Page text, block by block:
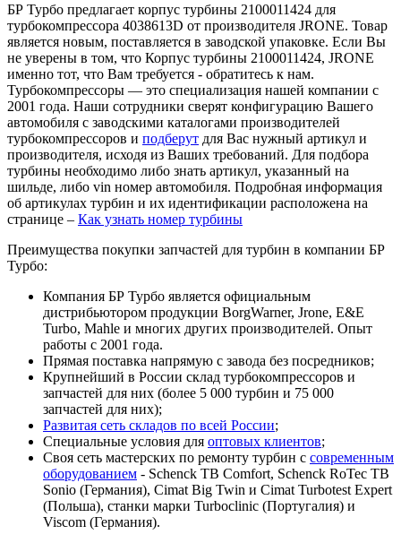
БР Турбо предлагает корпус турбины 2100011424 для
турбокомпрессора 4038613D от производителя JRONE. Товар
является новым, поставляется в заводской упаковке. Если Вы
не уверены в том, что Корпус турбины 2100011424, JRONE
именно тот, что Вам требуется - обратитесь к нам.
Турбокомпрессоры — это специализация нашей компании с
2001 года. Наши сотрудники сверят конфигурацию Вашего
автомобиля с заводскими каталогами производителей
турбокомпрессоров и подберут для Вас нужный артикул и
производителя, исходя из Ваших требований. Для подбора
турбины необходимо либо знать артикул, указанный на
шильде, либо vin номер автомобиля. Подробная информация
об артикулах турбин и их идентификации расположена на
странице – Как узнать номер турбины
Преимущества покупки запчастей для турбин в компании БР
Турбо:
Компания БР Турбо является официальным
дистрибьютором продукции BorgWarner, Jrone, E&E
Turbo, Mahle и многих других производителей. Опыт
работы с 2001 года.
Прямая поставка напрямую с завода без посредников;
Крупнейший в России склад турбокомпрессоров и
запчастей для них (более 5 000 турбин и 75 000
запчастей для них);
Развитая сеть складов по всей России;
Специальные условия для оптовых клиентов;
Своя сеть мастерских по ремонту турбин с современным
оборудованием - Schenck TB Comfort, Schenck RoTec TB
Sonio (Германия), Cimat Big Twin и Cimat Turbotest Expert
(Польша), станки марки Turboclinic (Португалия) и
Viscom (Германия).